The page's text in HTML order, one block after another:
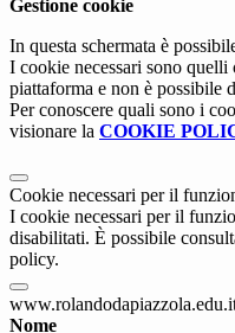
Gestione cookie
In questa schermata è
I cookie necessari sono
piattaforma e non è possibile
Per conoscere quali sono i
visionare la COOKIE
Cookie necessari per il
I cookie necessari per il
disabilitati. È possibile
policy.
Nome